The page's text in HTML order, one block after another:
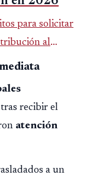
para solicitar
al
servicio sin
recibir el
atención
a un